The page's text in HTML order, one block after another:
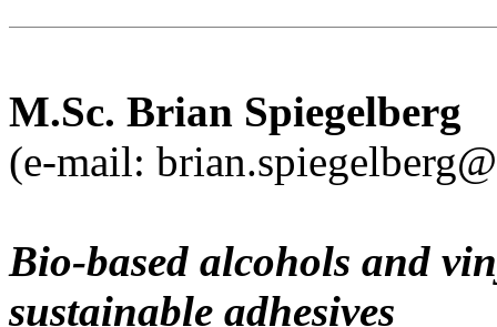
M.Sc. Brian Spiegelberg
(e-mail:
Bio-based alcohols and
sustainable adhesives